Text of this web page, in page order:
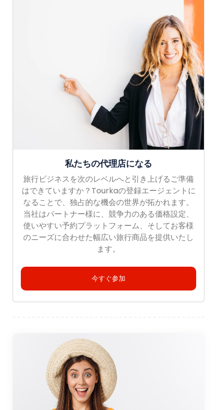
私たちの代理店になる
旅行ビジネスを次のレベルへと引き上げるご準備
はできていますか？Tourkaの登録エージェントに
なることで、独占的な機会の世界が拓かれます。
当社はパートナー様に、競争力のある価格設定、
使いやすい予約プラットフォーム、そしてお客様
のニーズに合わせた幅広い旅行商品を提供いたし
ます。
今すぐ参加